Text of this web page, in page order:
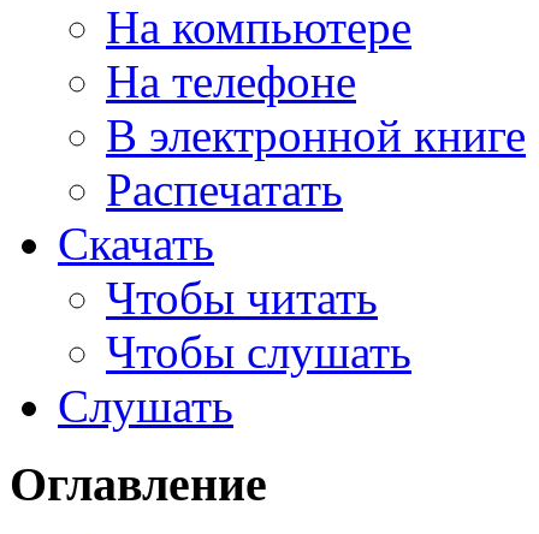
На компьютере
На телефоне
В электронной книге
Распечатать
Скачать
Чтобы читать
Чтобы слушать
Слушать
Оглавление